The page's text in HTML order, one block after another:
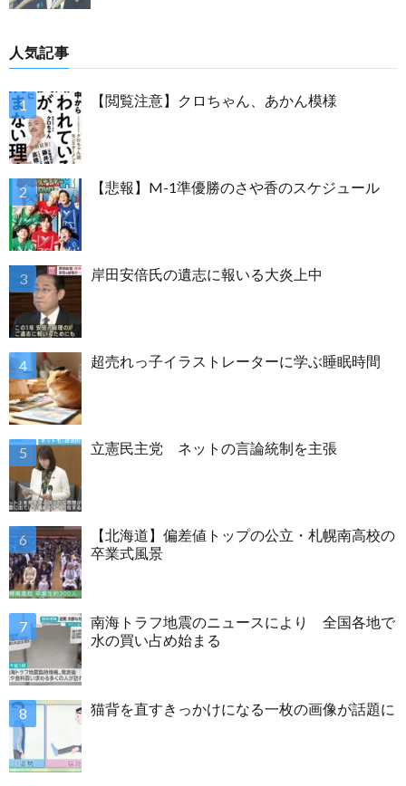
人気記事
【閲覧注意】クロちゃん、あかん模様
【悲報】M-1準優勝のさや香のスケジュール
岸田安倍氏の遺志に報いる大炎上中
超売れっ子イラストレーターに学ぶ睡眠時間
立憲民主党 ネットの言論統制を主張
【北海道】偏差値トップの公立・札幌南高校の
卒業式風景
南海トラフ地震のニュースにより 全国各地で
水の買い占め始まる
猫背を直すきっかけになる一枚の画像が話題に